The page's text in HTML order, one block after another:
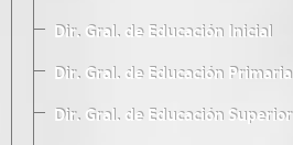
Dir. Gral. de Educación Inicial
Dir. Gral. de Educación Primaria
Dir. Gral. de Educación Superior